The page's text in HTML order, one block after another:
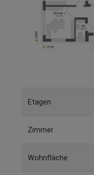
Etagen
Zimmer
Wohnfläche